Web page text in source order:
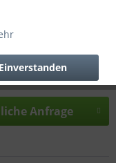
Anfrage
Einverstanden